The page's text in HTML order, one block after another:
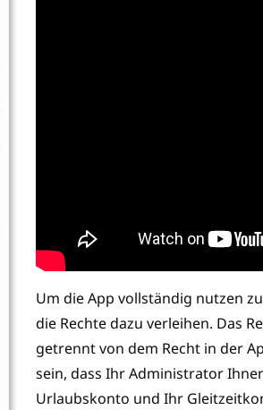
Um die App vollständig nutzen
die Rechte dazu verleihen. Das
getrennt von dem Recht in der
sein, dass Ihr Administrator
Urlaubskonto und Ihr